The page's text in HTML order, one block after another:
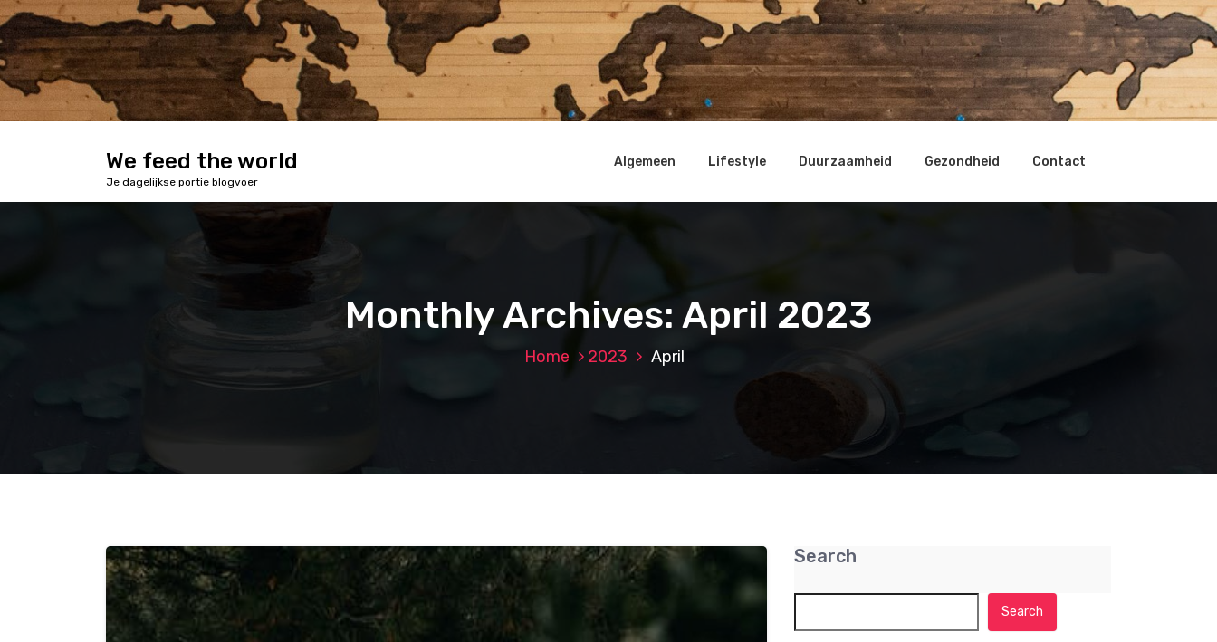
S
k
i
p
t
o
We feed the world
Je dagelijkse portie blogvoer
Algemeen Lifestyle Duurzaamheid Gezondheid Contact
Monthly Archives: April 2023
Home 2023 April
Search
Search